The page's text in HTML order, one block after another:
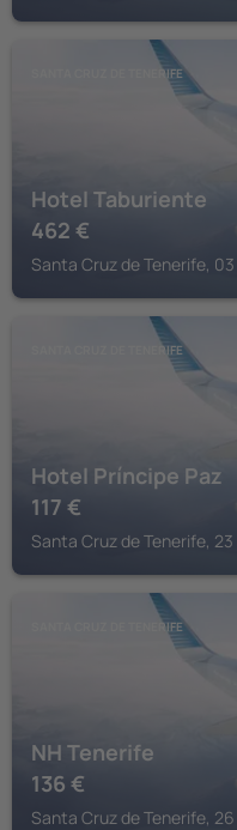
SANTA CRUZ DE TENERIFE
Hotel Taburiente
462 €
Santa Cruz de Tenerife,
SANTA CRUZ DE TENERIFE
Hotel Príncipe Paz
117 €
Santa Cruz de Tenerife,
SANTA CRUZ DE TENERIFE
NH Tenerife
136 €
Santa Cruz de Tenerife,